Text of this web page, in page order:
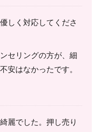
しく対応してくださ
セリングの方が、細
安はなかったです。
麗でした。押し売り